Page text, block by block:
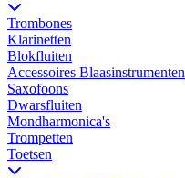
Trombones
Klarinetten
Blokfluiten
Accessoires Blaasinstrumenten
Saxofoons
Dwarsfluiten
Mondharmonica's
Trompetten
Toetsen